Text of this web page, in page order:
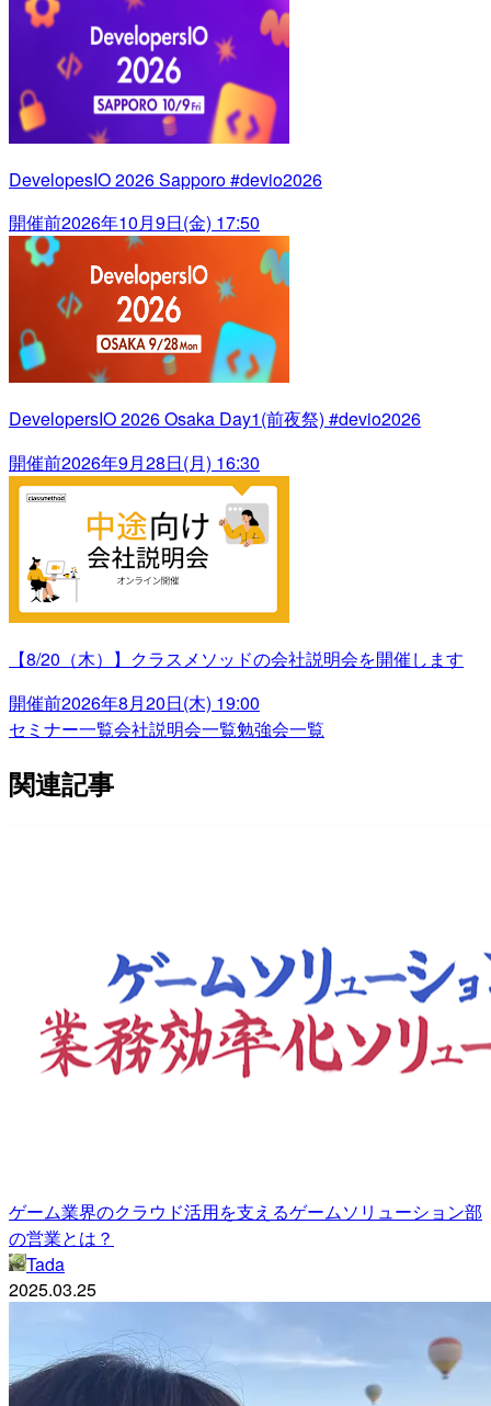
DevelopesIO 2026 Sapporo #devio2026
開催前2026年10月9日(金) 17:50
DevelopersIO 2026 Osaka Day1(前夜祭) #devio2026
開催前2026年9月28日(月) 16:30
【8/20（木）】クラスメソッドの会社説明会を開催します
開催前2026年8月20日(木) 19:00
セミナー一覧会社説明会一覧勉強会一覧
関連記事
ゲーム業界のクラウド活用を支えるゲームソリューション部
の営業とは？
Tada
2025.03.25